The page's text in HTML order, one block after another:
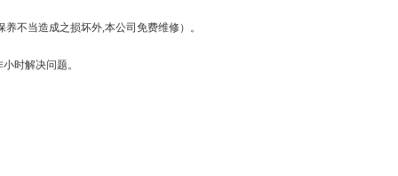
不当造成之损坏外,本公司免费维修）。
时解决问题。